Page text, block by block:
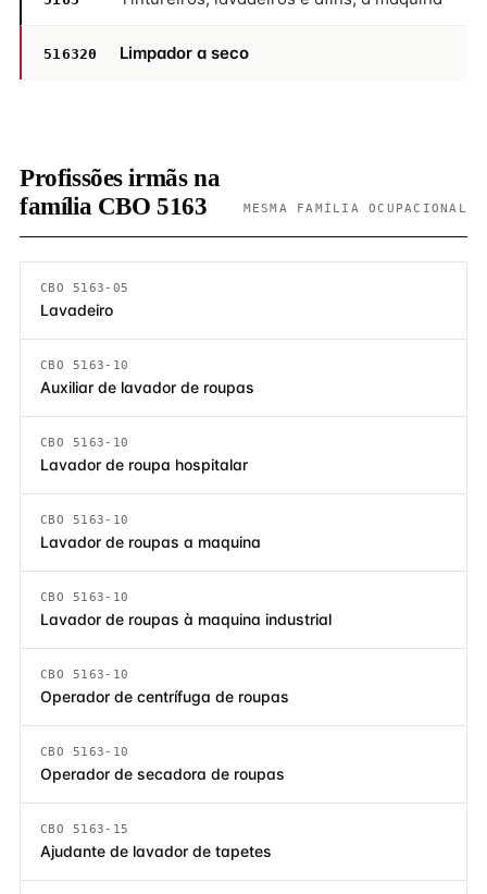
516320 Limpador a seco
Profissões irmãs na
família CBO 5163
MESMA FAMÍLIA OCUPACIONAL
CBO 5163-05
Lavadeiro
CBO 5163-10
Auxiliar de lavador de roupas
CBO 5163-10
Lavador de roupa hospitalar
CBO 5163-10
Lavador de roupas a maquina
CBO 5163-10
Lavador de roupas à maquina industrial
CBO 5163-10
Operador de centrífuga de roupas
CBO 5163-10
Operador de secadora de roupas
CBO 5163-15
Ajudante de lavador de tapetes